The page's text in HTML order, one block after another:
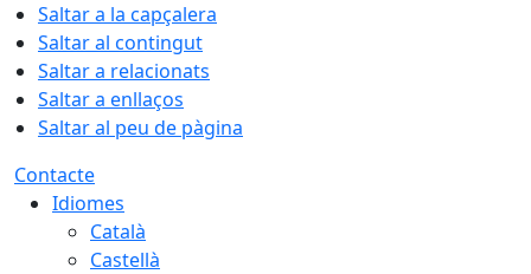
Saltar a la capçalera
Saltar al contingut
Saltar a relacionats
Saltar a enllaços
Saltar al peu de pàgina
Contacte
Idiomes
Català
Castellà